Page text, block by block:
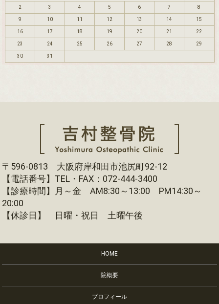
2 3 4 5 6 7 8
9 10 11 12 13 14 15
16 17 18 19 20 21 22
23 24 25 26 27 28 29
30 31
〒596-0813 大阪府岸和田市池尻町92-12
【電話番号】TEL・FAX：072-444-3400
【診療時間】月～金 AM8:30～13:00 PM14:30～
20:00
【休診日】 日曜・祝日 土曜午後
HOME
院概要
プロフィール